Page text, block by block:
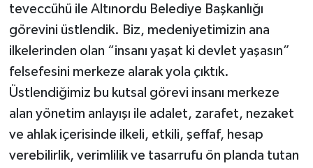
teveccühü ile Altınordu Belediye Başkanlığı
görevini üstlendik. Biz, medeniyetimizin ana
ilkelerinden olan “insanı yaşat ki devlet yaşasın”
felsefesini merkeze alarak yola çıktık.
Üstlendiğimiz bu kutsal görevi insanı merkeze
alan yönetim anlayışı ile adalet, zarafet, nezaket
ve ahlak içerisinde ilkeli, etkili, şeffaf, hesap
verebilirlik, verimlilik ve tasarrufu ön planda tutan